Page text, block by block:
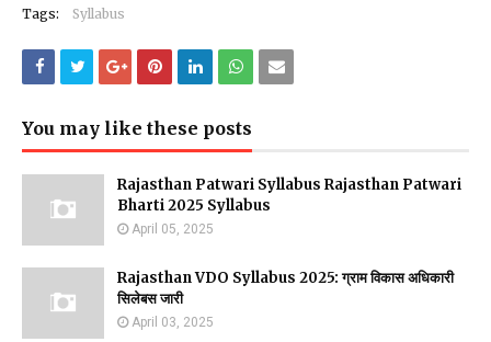
Tags: Syllabus
You may like these posts
Rajasthan Patwari Syllabus Rajasthan Patwari
Bharti 2025 Syllabus
April 05, 2025
Rajasthan VDO Syllabus 2025: ग्राम विकास अधिकारी
सिलेबस जारी
April 03, 2025